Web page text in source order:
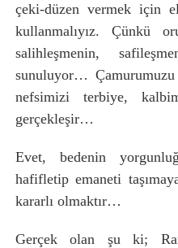
çeki-düzen vermek için
kullanmalıyız. Çünkü
salihleşmenin,
sunuluyor…
nefsimizi terbiye,
gerçekleşir…
Evet, bedenin
hafifletip emaneti
kararlı olmaktır…
Gerçek olan şu ki;